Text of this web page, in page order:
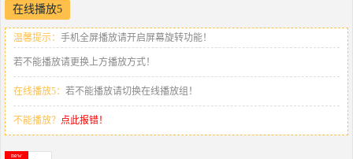
在线播放5
温馨提示： 手机全屏播放请开启屏幕旋转功能！
若不能播放请更换上方播放方式！
在线播放5： 若不能播放请切换在线播放组！
不能播放？ 点此报错！